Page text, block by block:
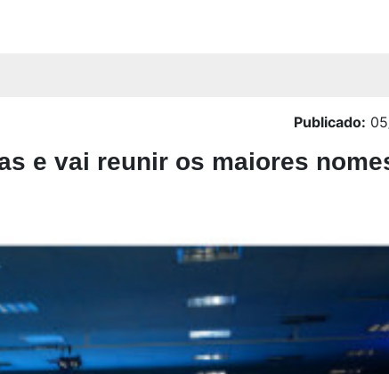
Publicado:
e vai reunir os maiores